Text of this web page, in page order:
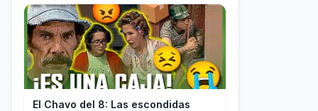
El Chavo del 8: Las escondidas